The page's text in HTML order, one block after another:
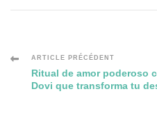
Navigation
des
ARTICLE PRÉCÉDENT
Ritual de amor poderoso
Dovi que transforma tu